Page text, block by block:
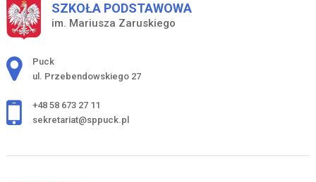
SZKOŁA PODSTAWOWA
im. Mariusza Zaruskiego
Adres pocztowy:
Puck
ul. Przebendowskiego 27
+48 58 673 27 11
sekretariat@sppuck.pl